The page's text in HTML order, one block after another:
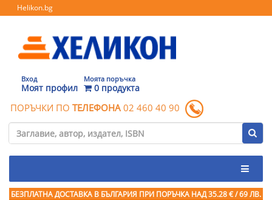
Helikon.bg
Вход
Моят профил
Моята поръчка
0 продукта
ПОРЪЧКИ ПО ТЕЛЕФОНА 02 460 40 90
БЕЗПЛАТНА ДОСТАВКА В БЪЛГАРИЯ ПРИ ПОРЪЧКА НАД 35.28 € / 69 ЛВ.